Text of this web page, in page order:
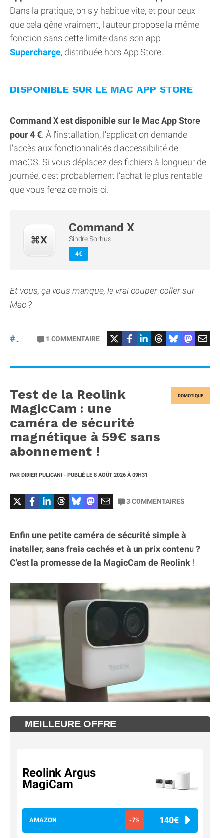
Dans la pratique, on s'y habitue vite, et pour ceux
que cela gêne vraiment, l'auteur propose la même
fonction sans cette limite dans son app
Supercharge, distribuée hors App Store.
DISPONIBLE SUR LE MAC APP STORE
Command X est disponible sur le Mac App Store
pour 4 €. À l'installation, l'application demande
l'accès aux fonctionnalités d'accessibilité de
macOS. Si vous déplacez des fichiers à longueur de
journée, c'est probablement l'achat le plus rentable
que vous ferez ce mois-ci.
Command X
Sindre Sorhus
4€
Et vous, ça vous manque, le vrai couper-coller sur
Mac ?
#macOS 1 COMMENTAIRE
DOMOTIQUE
Test de la Reolink
MagicCam : une
caméra de sécurité
magnétique à 59€ sans
abonnement !
PAR DIDIER PULICANI - PUBLIÉ LE 8 AOÛT 2026 À 09H31
3COMMENTAIRES
Enfin une petite caméra de sécurité simple à
installer, sans frais cachés et à un prix contenu ?
C'est la promesse de la MagicCam de Reolink !
MEILLEURE OFFRE
Reolink Argus
MagiCam
AMAZON -7% 140€